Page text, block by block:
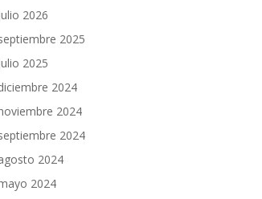
2026
2025
2025
2024
2024
2024
2024
2024